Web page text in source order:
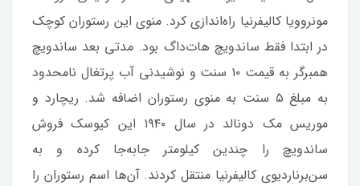
مونروویا کالیفرنیا راه‌اندازی کرد. منوی این رستوران کوچک
در ابتدا فقط ساندویچ هات‌داگ بود. مدتی بعد ساندویچ
همبرگر به قیمت ۱۰ سنت و نوشیدنی آب پرتغال نامحدود
به مبلغ ۵ سنت به منوی رستوران اضافه شد. ریچارد و
موریس مک دونالد در سال ۱۹۴۰ این کیوسک فروش
ساندویچ را چندین کیلومتر جابه‌جا کرده و به
سن‌برناردیوی کالیفرنیا منتقل کردند. آن‌ها اسم رستوران را